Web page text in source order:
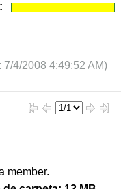
7/4/2008 4:49:52 AM)
member.